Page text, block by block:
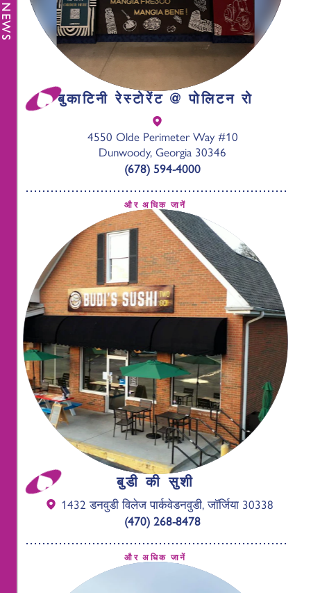
बुकाटिनी रेस्टोरेंट @ पोलिटन रो
4550 Olde Perimeter Way #10
Dunwoody, Georgia 30346
(678) 594-4000
और अधिक जानें
बुडी की सुशी
1432 डनवुडी विलेज पार्कवेडनवुडी, जॉर्जिया 30338
(470) 268-8478
और अधिक जानें